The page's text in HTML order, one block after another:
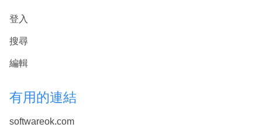
登入
搜尋
編輯
有用的連結
softwareok.com